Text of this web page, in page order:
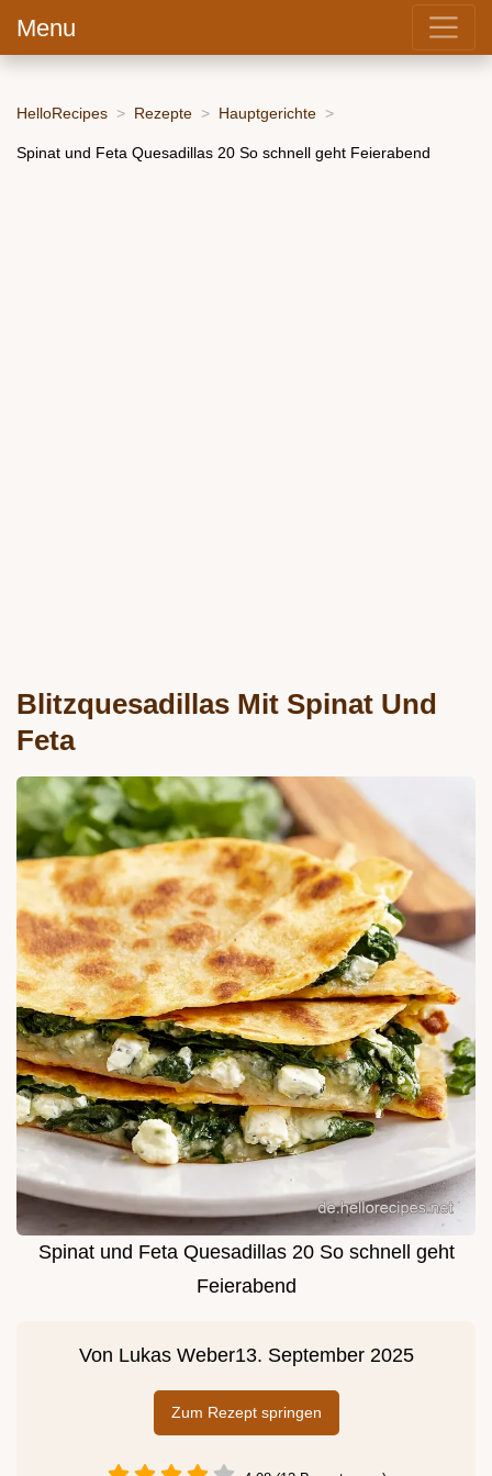
Menu
HelloRecipes Rezepte Hauptgerichte
Spinat und Feta Quesadillas 20 So schnell geht Feierabend
Blitzquesadillas Mit Spinat Und
Feta
Spinat und Feta Quesadillas 20 So schnell geht
Feierabend
Von Lukas Weber13. September 2025
Zum Rezept springen